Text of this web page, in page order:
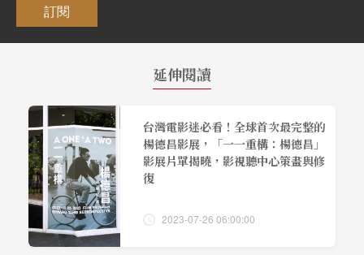
訂閱
延伸閱讀
台灣電影迷必看！全球首次最完整的
楊德昌影展，「一一重構：楊德昌」
影展片單揭曉，影視聽中心策畫與修
復
2023-07-26 06:00:00